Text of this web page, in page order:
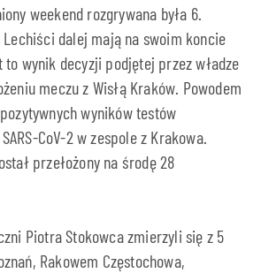
weekend rozgrywana była 6.
dalej mają na swoim koncie
wynik decyzji podjętej przez władze
meczu z Wisłą Kraków. Powodem
wyników testów
CoV-2 w zespole z Krakowa.
przełożony na środę 28
Piotra Stokowca zmierzyli się z 5
Rakowem Częstochowa,